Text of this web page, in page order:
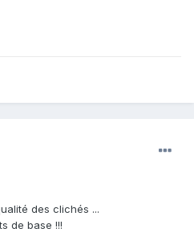
des clichés ...
de base !!!